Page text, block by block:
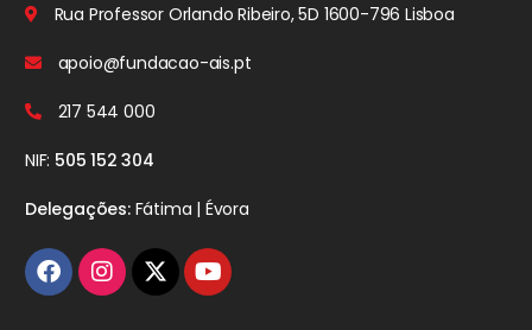
Rua Professor Orlando Ribeiro, 5D 1600-796 Lisboa
apoio@fundacao-ais.pt
217 544 000
NIF: 505 152 304
Delegações:Fátima | Évora